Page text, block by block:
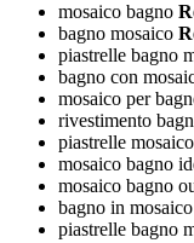
mosaico bagno
bagno mosaico
piastrelle bagno
bagno con
mosaico per
rivestimento
piastrelle
mosaico bagno
mosaico bagno
bagno in mosaico
piastrelle bagno